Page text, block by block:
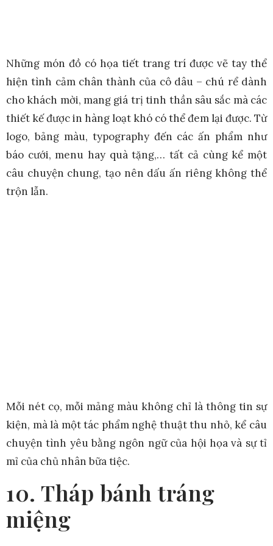
Những món đồ có họa tiết trang trí được vẽ tay thể
hiện tình cảm chân thành của cô dâu – chú rể dành
cho khách mời, mang giá trị tinh thần sâu sắc mà các
thiết kế được in hàng loạt khó có thể đem lại được. Từ
logo, bảng màu, typography đến các ấn phẩm như
báo cưới, menu hay quà tặng,… tất cả cùng kể một
câu chuyện chung, tạo nên dấu ấn riêng không thể
trộn lẫn.
Mỗi nét cọ, mỗi mảng màu không chỉ là thông tin sự
kiện, mà là một tác phẩm nghệ thuật thu nhỏ, kể câu
chuyện tình yêu bằng ngôn ngữ của hội họa và sự tỉ
mỉ của chủ nhân bữa tiệc.
10. Tháp bánh tráng
miệng